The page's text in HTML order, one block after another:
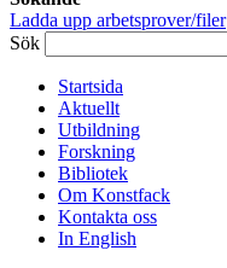
Ladda upp arbetsprover/filer
Sök
Startsida
Aktuellt
Utbildning
Forskning
Bibliotek
Om Konstfack
Kontakta oss
In English